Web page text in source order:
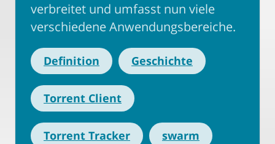
verbreitet und umfasst nun viele
verschiedene Anwendungsbereiche.
Definition Geschichte
Torrent Client
Torrent Tracker swarm